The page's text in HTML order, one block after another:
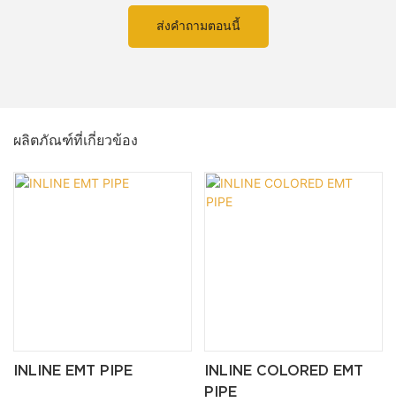
ส่งคำถามตอนนี้
ผลิตภัณฑ์ที่เกี่ยวข้อง
INLINE EMT PIPE
INLINE COLORED EMT
PIPE